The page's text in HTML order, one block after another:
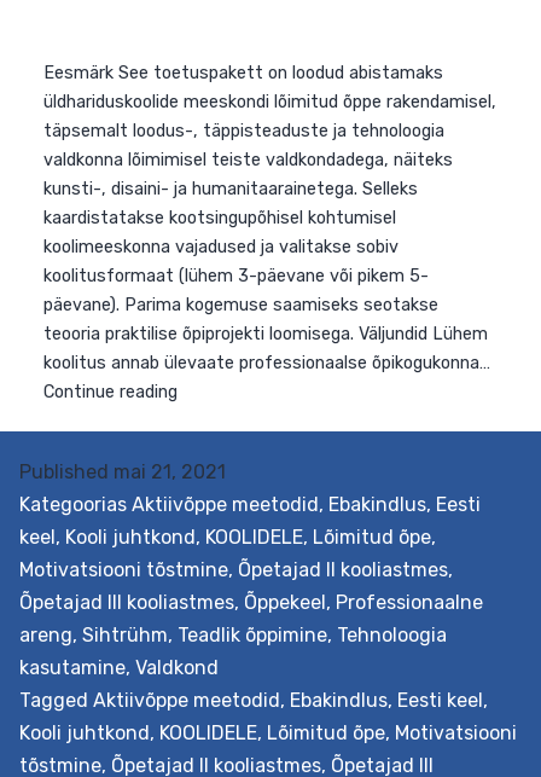
Eesmärk See toetuspakett on loodud abistamaks
üldhariduskoolide meeskondi lõimitud õppe
täpsemalt loodus-, täppisteaduste ja tehnoloogia
valdkonna lõimimisel teiste valdkondadega, näiteks
kunsti-, disaini- ja humanitaarainetega. Selleks
kaardistatakse kootsingupõhisel kohtumisel
Published mai 21, 2021
Kategoorias Aktiivõppe meetodid, Ebakindlus, Eesti
keel, Kooli juhtkond, KOOLIDELE, Lõimitud õpe,
Motivatsiooni tõstmine, Õpetajad II kooliastmes,
Õpetajad III kooliastmes, Õppekeel, Professionaalne
areng, Sihtrühm, Teadlik õppimine, Tehnoloogia
kasutamine, Valdkond
Tagged Aktiivõppe meetodid, Ebakindlus, Eesti keel,
Kooli juhtkond, KOOLIDELE, Lõimitud õpe, Motivatsiooni
tõstmine, Õpetajad II kooliastmes, Õpetajad III